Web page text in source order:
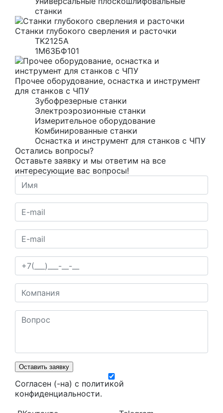
станки
Станки глубокого сверления и расточки
TK2125A
1М63БФ101
Прочее оборудование, оснастка и инструмент
для станков с ЧПУ
Зубофрезерные станки
Электроэрозионные станки
Измерительное оборудование
Комбинированные станки
Оснастка и инструмент для станков с ЧПУ
Остались вопросы?
Оставьте заявку и мы ответим на все
интересующие вас вопросы!
Оставить заявку
Согласен (-на) с политикой
конфиденциальности.